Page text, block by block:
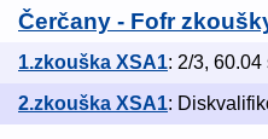
Čerčany - Fofr
1.zkouška XSA1: 2/3, 60.04
2.zkouška XSA1: